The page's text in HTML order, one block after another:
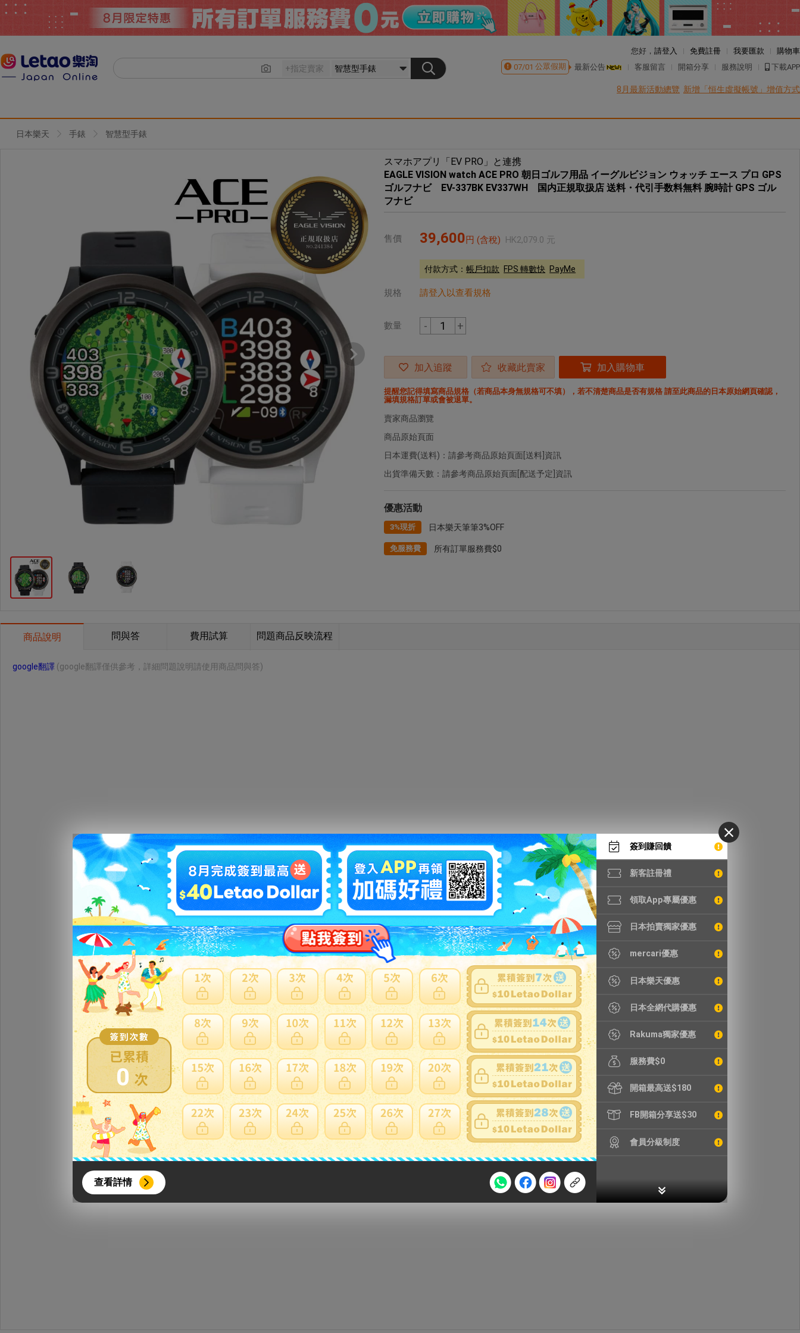
0
查看詳情
簽到賺回饋
新客註冊禮
領取App專屬優惠
日本拍賣獨家優惠
mercari優惠
日本樂天優惠
日本全網代購優惠
Rakuma獨家優惠
服務費$0
開箱最高送$180
FB開箱分享送$30
會員分級制度
您好， 請登入 免費註冊 我要匯款
購物車
07/01 公眾假期 最新公告 客服留言 開箱分享 服務說明 下載APP
8月最新活動總覽 新增「恒生虛擬帳號」增值方式
日本樂天 手錶 智慧型手錶
スマホアプリ「EV PRO」と連携
EAGLE VISION watch ACE PRO 朝日ゴルフ用品 イーグルビジョン ウォッチ エース プロ GPS
ゴルフナビ EV-337BK EV337WH 国内正規取扱店 送料・代引手数料無料 腕時計 GPS ゴル
フナビ
售價 39,600円(含稅) HK2,079.0 元
付款方式：帳戶扣款 FPS 轉數快 PayMe
規格 請登入以查看規格
數量 - +
加入追蹤 收藏此賣家 加入購物車
提醒您記得填寫商品規格（若商品本身無規格可不填），若不清楚商品是否有規格 請至此商品的日本原始網頁確認，
漏填規格訂單或會被退單。
賣家商品瀏覽
商品原始頁面
日本運費(送料)：請參考商品原始頁面[送料]資訊
出貨準備天數：請參考商品原始頁面[配送予定]資訊
優惠活動
3%現折 日本樂天筆筆3%OFF
免服務費 所有訂單服務費$0
商品說明 問與答 費用試算 問題商品反映流程
google翻譯 (google翻譯僅供參考，詳細問題說明請使用商品問與答)